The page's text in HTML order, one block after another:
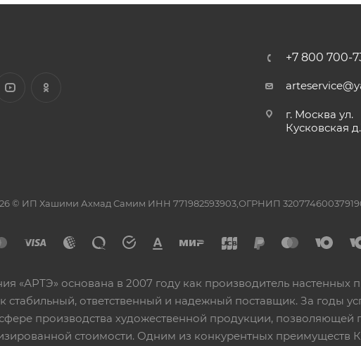
+7 800 700-
г. Москва ул.
Кусковская
© ИП Хашими Ахмад Самим ИНН 771982593903,ОГРНИП
«АРТЭ» основана в 2007 году как производитель настенных
стабильный, ответственный и надежный поставщик. За
производства художественной продукции,
стоимости. Одним из конкурентных преимуществ